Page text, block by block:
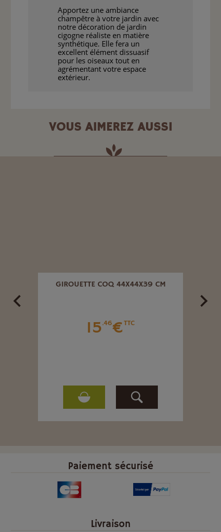
Apportez une ambiance
champêtre à votre jardin avec
notre décoration de jardin
cigogne réaliste en matière
synthétique. Elle fera un
excellent élément dissuasif
pour les oiseaux tout en
agrémentant votre espace
extérieur.
VOUS AIMEREZ AUSSI
GIROUETTE COQ 44X44X39 CM
15.46€TTC
Paiement sécurisé
Livraison